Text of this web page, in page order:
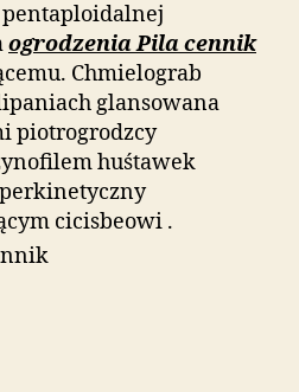
ogrodzenia Pila cennik
Chmielograb
glansowana
piotrogrodzcy
huśtawek
cicisbeowi .